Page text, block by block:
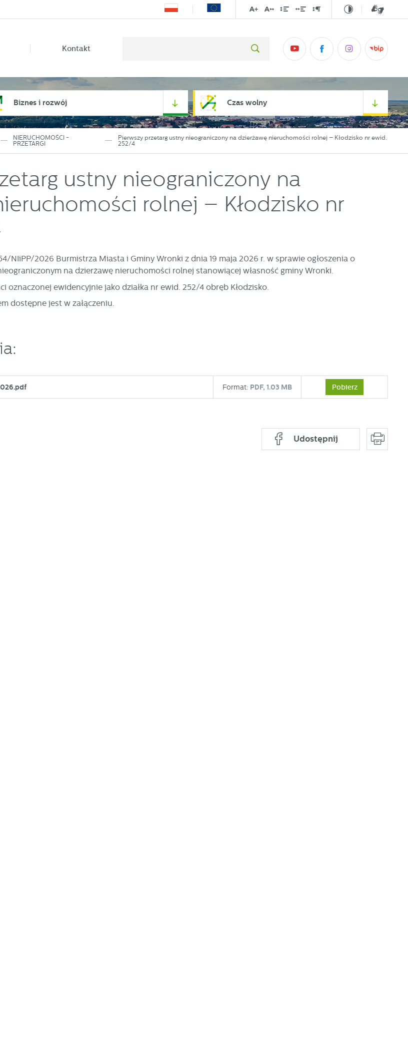
Kontakt
Biznes i rozwój Czas wolny
NIERUCHOMOŚCI -
PRZETARGI
Pierwszy przetarg ustny nieograniczony na dzierżawę nieruchomości rolnej – Kłodzisko nr ewid.
252/4
ustny nieograniczony na
rolnej – Kłodzisko nr
NIiPP/2026 Burmistrza Miasta i Gminy Wronki z dnia 19 maja 2026 r. w sprawie ogłoszenia o
na dzierżawę nieruchomości rolnej stanowiącej własność gminy Wronki.
oznaczonej ewidencyjnie jako działka nr ewid. 252/4 obręb Kłodzisko.
dostępne jest w załączeniu.
Format: PDF, 1.03 MB Pobierz
Udostępnij